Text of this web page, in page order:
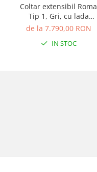
Coltar extensibil Roma
Tip 1, Gri, cu lada
depozitare, 2570 x 1660
de la 7.790,00 RON
IN STOC